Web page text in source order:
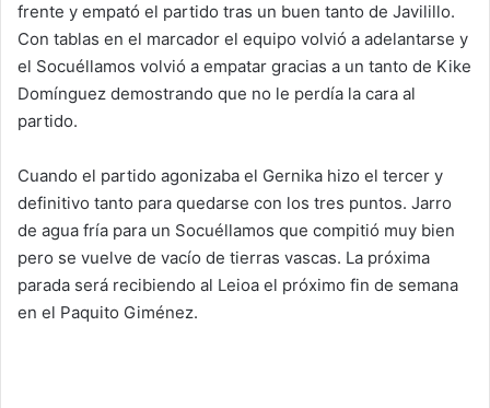
frente y empató el partido tras un buen tanto de Javilillo.
Con tablas en el marcador el equipo volvió a adelantarse y
el Socuéllamos volvió a empatar gracias a un tanto de Kike
Domínguez demostrando que no le perdía la cara al
partido.
Cuando el partido agonizaba el Gernika hizo el tercer y
definitivo tanto para quedarse con los tres puntos. Jarro
de agua fría para un Socuéllamos que compitió muy bien
pero se vuelve de vacío de tierras vascas. La próxima
parada será recibiendo al Leioa el próximo fin de semana
en el Paquito Giménez.